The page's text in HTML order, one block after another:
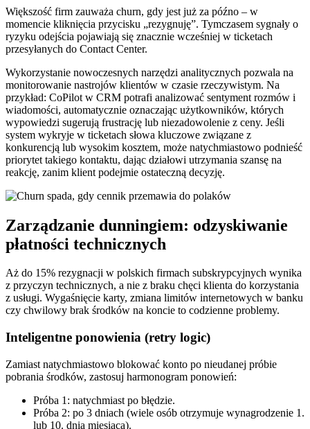
Większość firm zauważa churn, gdy jest już za późno – w
momencie kliknięcia przycisku „rezygnuję”. Tymczasem sygnały o
ryzyku odejścia pojawiają się znacznie wcześniej w ticketach
przesyłanych do Contact Center.
Wykorzystanie nowoczesnych narzędzi analitycznych pozwala na
monitorowanie nastrojów klientów w czasie rzeczywistym. Na
przykład: CoPilot w CRM potrafi analizować sentyment rozmów i
wiadomości, automatycznie oznaczając użytkowników, których
wypowiedzi sugerują frustrację lub niezadowolenie z ceny. Jeśli
system wykryje w ticketach słowa kluczowe związane z
konkurencją lub wysokim kosztem, może natychmiastowo podnieść
priorytet takiego kontaktu, dając działowi utrzymania szansę na
reakcję, zanim klient podejmie ostateczną decyzję.
Zarządzanie dunningiem: odzyskiwanie
płatności technicznych
Aż do 15% rezygnacji w polskich firmach subskrypcyjnych wynika
z przyczyn technicznych, a nie z braku chęci klienta do korzystania
z usługi. Wygaśnięcie karty, zmiana limitów internetowych w banku
czy chwilowy brak środków na koncie to codzienne problemy.
Inteligentne ponowienia (retry logic)
Zamiast natychmiastowo blokować konto po nieudanej próbie
pobrania środków, zastosuj harmonogram ponowień:
Próba 1: natychmiast po błędzie.
Próba 2: po 3 dniach (wiele osób otrzymuje wynagrodzenie 1.
lub 10. dnia miesiąca).